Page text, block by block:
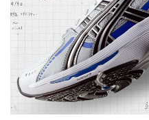
SKATEBOARD
HOMEWARE
SOLDES